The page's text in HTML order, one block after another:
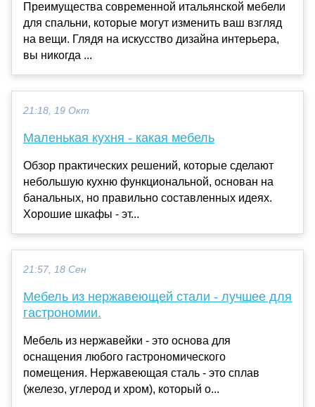
Преимущества современной итальянской мебели
для спальни, которые могут изменить ваш взгляд
на вещи. Глядя на искусство дизайна интерьера,
вы никогда ...
21:18, 19 Окт
Маленькая кухня - какая мебель
Обзор практических решений, которые сделают
небольшую кухню функциональной, основан на
банальных, но правильно составленных идеях.
Хорошие шкафы - эт...
21:57, 18 Сен
Мебель из нержавеющей стали - лучшее для
гастрономии.
Мебель из нержавейки - это основа для
оснащения любого гастрономического
помещения. Нержавеющая сталь - это сплав
(железо, углерод и хром), который о...